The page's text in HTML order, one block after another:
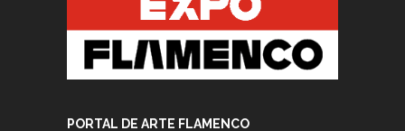
PORTAL DE ARTE FLAMENCO